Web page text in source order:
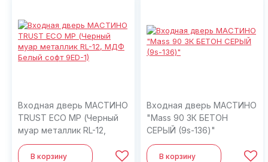
Входная дверь МАСТИНО
TRUST ECO MP (Черный
муар металлик RL-12,
МДФ Белый софт 9ED-1)
В корзину
Входная дверь МАСТИНО
"Mass 90 3К БЕТОН
СЕРЫЙ (9s-136)"
В корзину